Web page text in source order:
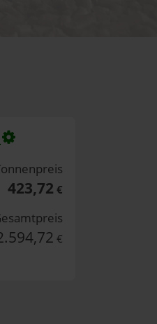
423,72 €
€